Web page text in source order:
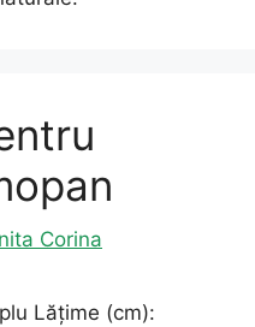
Corina
Lățime (cm):